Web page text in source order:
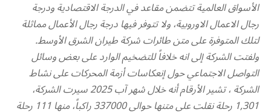
الأسواق العالمية تتضمن مقاعد في الدرجة الاقتصادية ودرجة
رجال الاعمال الاوروبية، ولا تتوفر فيها درجة رجال الأعمال مماثلة
لتلك المتوفرة على متن طائرات شركة طيران الشرق الأوسط.
ولفتت الشركة إلى انه خلافاً للتضخيم الوارد على بعض وسائل
التواصل الاجتماعي حول إنعكاسات أزمة المحركات على نشاط
الشركة ، تشير الأرقام أنه خلال شهر آب 2025 سيرت الشركة،
1,301 رحلة نقلت على متنها حوالى 337000 راكباً، منها 111 رحلة